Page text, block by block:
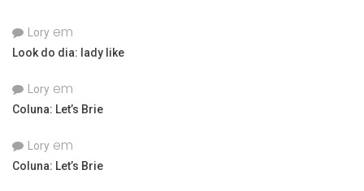
Lory em
Look do dia: lady like
Lory em
Coluna: Let’s Brie
Lory em
Coluna: Let’s Brie